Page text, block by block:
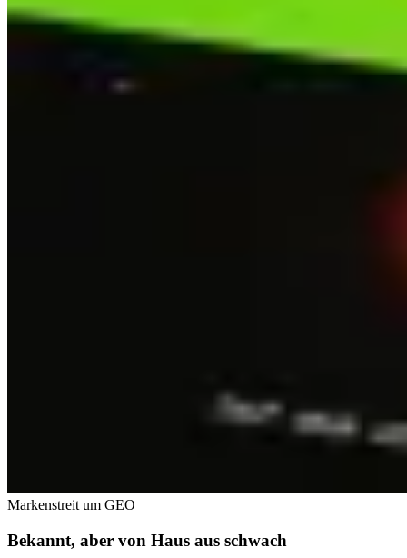
Markenstreit um GEO
Bekannt, aber von Haus aus schwach